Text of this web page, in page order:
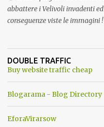
abbattere i Velivoli invadenti
conseguenze viste le immagini
ancora una fantasia Nato o
una guerra mondiale che
DOUBLE TRAFFIC
Buy website traffic cheap
Blogarama - Blog Directory
EforaVirarsow